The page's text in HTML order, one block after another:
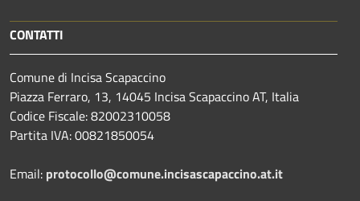
CONTATTI
Comune di Incisa Scapaccino
Piazza Ferraro, 13, 14045 Incisa Scapaccino AT, Italia
Codice Fiscale: 82002310058
Partita IVA: 00821850054
Email: protocollo@comune.incisascapaccino.at.it